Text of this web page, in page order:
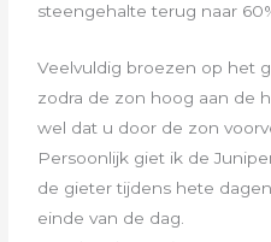
steengehalte terug naar
Veelvuldig broezen op het
zodra de zon hoog aan de
wel dat u door de zon
Persoonlijk giet ik de
de gieter tijdens hete
einde van de dag.